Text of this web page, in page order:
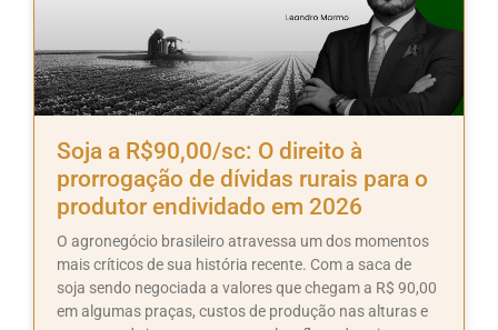
Soja a R$90,00/sc: O direito à
prorrogação de dívidas rurais para o
produtor endividado em 2026
O agronegócio brasileiro atravessa um dos momentos
mais críticos de sua história recente. Com a saca de
soja sendo negociada a valores que chegam a R$ 90,00
em algumas praças, custos de produção nas alturas e